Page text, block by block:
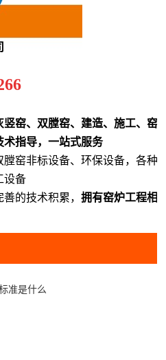
窑、双膛窑、建造、施工、窑
术指导，一站式服务
窑非标设备、环保设备，各种
设备
善的技术积累，拥有窑炉工程相
准是什么